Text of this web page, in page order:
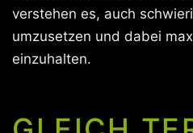
verstehen es, auch
umzusetzen und dabei
einzuhalten.